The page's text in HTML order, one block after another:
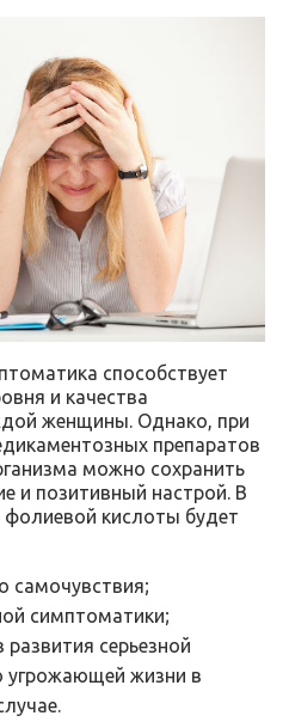
способствует
и качества
женщины. Однако, при
препаратов
можно сохранить
и позитивный настрой. В
кислоты будет
самочувствия;
симптоматики;
серьезной
угрожающей жизни в